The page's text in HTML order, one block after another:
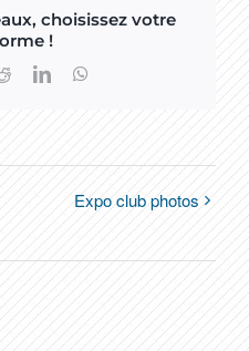
choisissez votre
!
RedditLinkedIn
Expo club photos